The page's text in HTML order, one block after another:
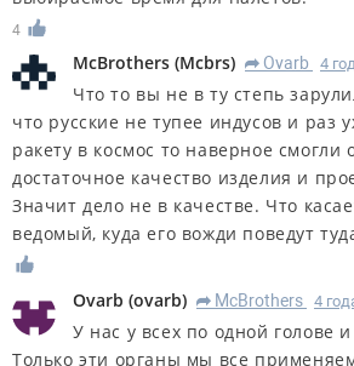
4
McBrothers (Mcbrs) R Ovarb 4
Что то вы не в ту степь
что русские не тупее индусов и раз
ракету в космос то наверное смогли
достаточное качество изделия и
Значит дело не в качестве. Что
ведомый, куда его вожди поведут
Ovarb (ovarb) R McBrothers 4
У нас у всех по одной голове
Только эти органы мы все